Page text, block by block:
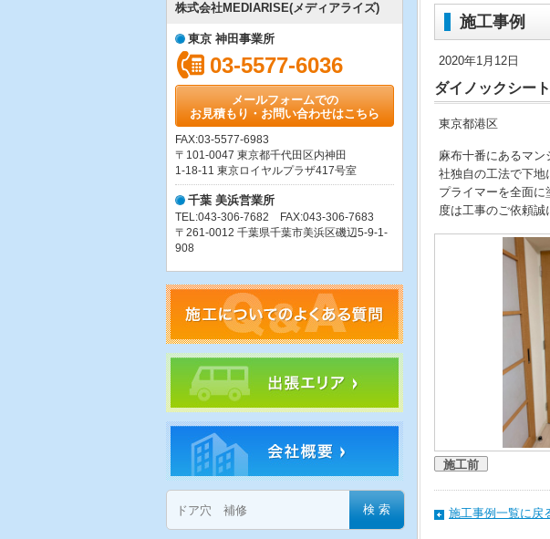
株式会社MEDIARISE(メディアライズ)
東京 神田事業所
03-5577-6036
メールフォームでの
お見積もり・お問い合わせはこちら
FAX:03-5577-6983
〒101-0047 東京都千代田区内神田
1-18-11 東京ロイヤルプラザ417号室
千葉 美浜営業所
TEL:043-306-7682 FAX:043-306-7683
〒261-0012 千葉県千葉市美浜区磯辺5-9-1-
908
施工事例
2020年1月12日
ダイノックシー
東京都港区
麻布十番にあるマ
社独自の工法で下地
プライマーを全面
度は工事のご依頼誠
施工前
施工事例一覧に戻